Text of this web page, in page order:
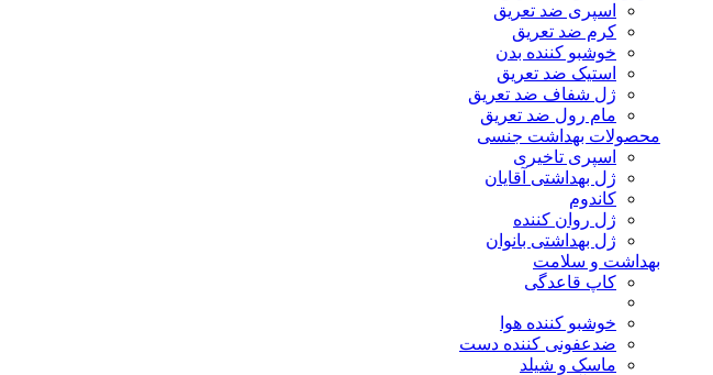
اسپری ضد تعریق
کرم ضد تعریق
خوشبو کننده بدن
استیک ضد تعریق
ژل شفاف ضد تعریق
مام رول ضد تعریق
محصولات بهداشت جنسی
اسپری تاخیری
ژل بهداشتی آقایان
کاندوم
ژل روان کننده
ژل بهداشتی بانوان
بهداشت و سلامت
کاپ قاعدگی
خوشبو کننده هوا
ضدعفونی کننده دست
ماسک و شیلد